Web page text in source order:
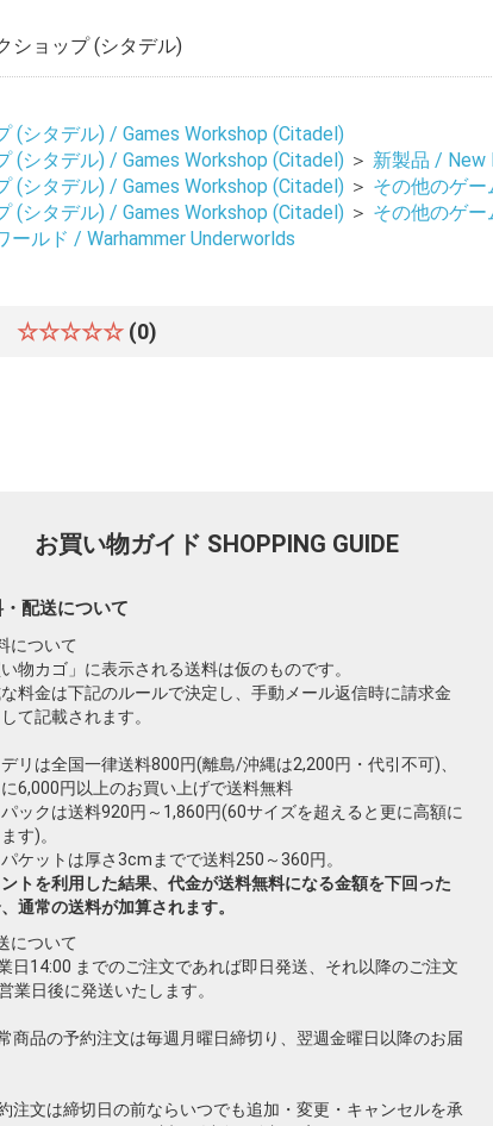
ショップ (シタデル)
(シタデル) / Games Workshop (Citadel)
(シタデル) / Games Workshop (Citadel) ＞ 新製品 / New
(シタデル) / Games Workshop (Citadel) ＞ その他のゲー
(シタデル) / Games Workshop (Citadel) ＞ その他のゲー
ールド / Warhammer Underworlds
☆☆☆☆☆ (0)
お買い物ガイド SHOPPING GUIDE
配送について
について
い物カゴ」に表示される送料は仮のものです。
料金は下記のルールで決定し、手動メール返信時に請求金
て記載されます。
リは全国一律送料800円(離島/沖縄は2,200円・代引不可)、
6,000円以上のお買い上げで送料無料
ックは送料920円～1,860円(60サイズを超えると更に高額に
す)。
ケットは厚さ3cmまでで送料250～360円。
トを利用した結果、代金が送料無料になる金額を下回った
通常の送料が加算されます。
について
日14:00 までのご注文であれば即日発送、それ以降のご注文
業日後に発送いたします。
商品の予約注文は毎週月曜日締切り、翌週金曜日以降のお届
注文は締切日の前ならいつでも追加・変更・キャンセルを承